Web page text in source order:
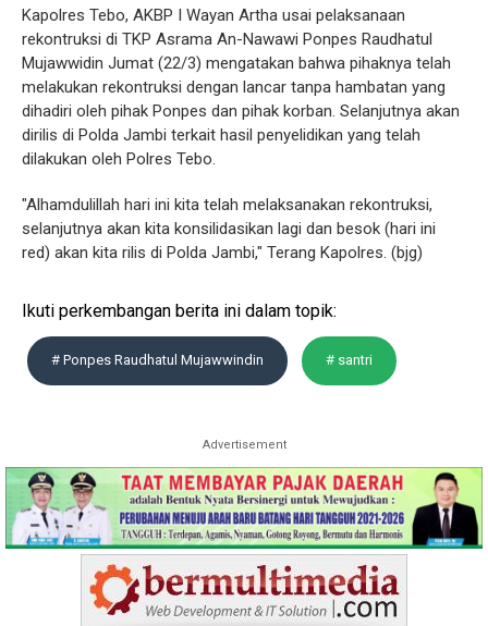
Kapolres Tebo, AKBP I Wayan Artha usai pelaksanaan
rekontruksi di TKP Asrama An-Nawawi Ponpes Raudhatul
Mujawwidin Jumat (22/3) mengatakan bahwa pihaknya telah
melakukan rekontruksi dengan lancar tanpa hambatan yang
dihadiri oleh pihak Ponpes dan pihak korban. Selanjutnya akan
dirilis di Polda Jambi terkait hasil penyelidikan yang telah
dilakukan oleh Polres Tebo.
"Alhamdulillah hari ini kita telah melaksanakan rekontruksi,
selanjutnya akan kita konsilidasikan lagi dan besok (hari ini
red) akan kita rilis di Polda Jambi," Terang Kapolres. (bjg)
Ikuti perkembangan berita ini dalam topik:
# Ponpes Raudhatul Mujawwindin # santri
Advertisement